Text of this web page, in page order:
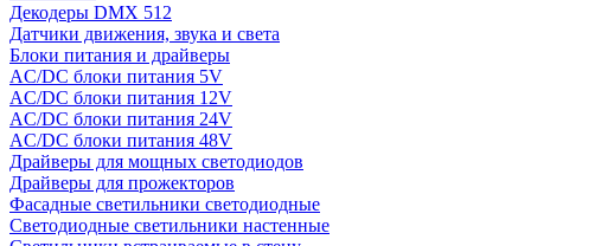
Декодеры DMX 512
Датчики движения, звука и света
Блоки питания и драйверы
AC/DC блоки питания 5V
AC/DC блоки питания 12V
AC/DC блоки питания 24V
AC/DC блоки питания 48V
Драйверы для мощных светодиодов
Драйверы для прожекторов
Фасадные светильники светодиодные
Светодиодные светильники настенные